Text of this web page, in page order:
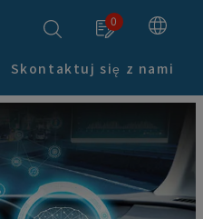
0
Skontaktuj się z nami